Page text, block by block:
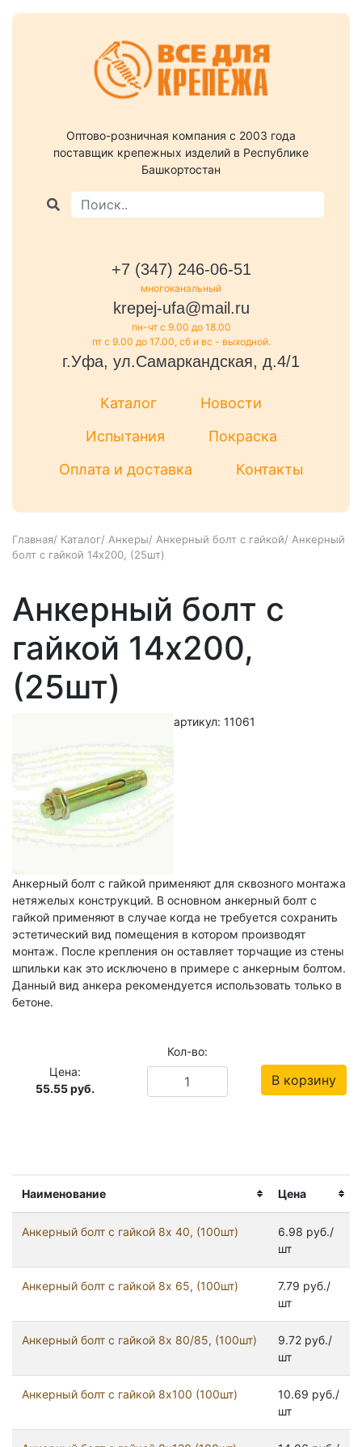
Оптово-розничная компания c 2003 года
поставщик крепежных изделий в Республике
Башкортостан
+7 (347) 246-06-51
многоканальный
krepej-ufa@mail.ru
пн-чт с 9.00 до 18.00
пт с 9.00 до 17.00, сб и вс - выходной.
г.Уфа, ул.Самаркандская, д.4/1
Каталог
Новости
Испытания
Покраска
Оплата и доставка
Контакты
Главная/ Каталог/ Анкеры/ Анкерный болт с гайкой/ Анкерный
болт с гайкой 14x200, (25шт)
Наименование Цена
Анкерный болт с гайкой 8x 40, (100шт)
6.98 руб./
шт
Анкерный болт с гайкой 8x 65, (100шт)
7.79 руб./
шт
Анкерный болт с гайкой 8x 80/85, (100шт)
9.72 руб./
шт
Анкерный болт с гайкой 8x100 (100шт)
10.69 руб./
шт
Анкерный болт с
гайкой 14x200,
(25шт)
артикул: 11061
Анкерный болт с гайкой применяют для сквозного монтажа
нетяжелых конструкций. В основном анкерный болт с
гайкой применяют в случае когда не требуется сохранить
эстетический вид помещения в котором производят
монтаж. После крепления он оставляет торчащие из стены
шпильки как это исключено в примере с анкерным болтом.
Данный вид анкера рекомендуется использовать только в
бетоне.
Цена:
55.55 руб.
Кол-во:
В корзину